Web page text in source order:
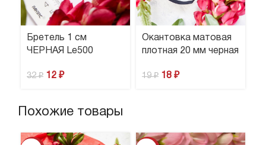
Бретель 1 см
ЧЕРНАЯ Le500
32₽ 12 ₽
Окантовка матовая
плотная 20 мм черная
19₽ 18 ₽
Похожие товары